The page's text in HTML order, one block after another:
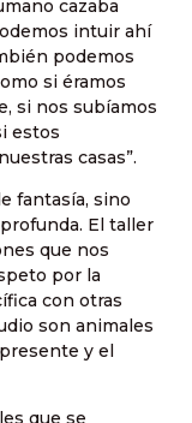
cazaba
intuir ahí
podemos
si éramos
si nos subíamos
estos
casas”.
fantasía, sino
El taller
que nos
por la
con otras
son animales
y el
que se